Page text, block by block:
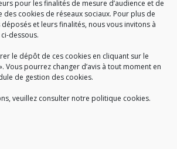
pour les finalités de mesure d’audience et de
cookies de réseaux sociaux. Pour plus de
et leurs finalités, nous vous invitons à
dessous.
le dépôt de ces cookies en cliquant sur le
Vous pourrez changer d’avis à tout moment en
de gestion des cookies.
veuillez consulter notre politique cookies.
est un établissement public quiexerce
public : la prévention, la collecte et la
Accueil du public :